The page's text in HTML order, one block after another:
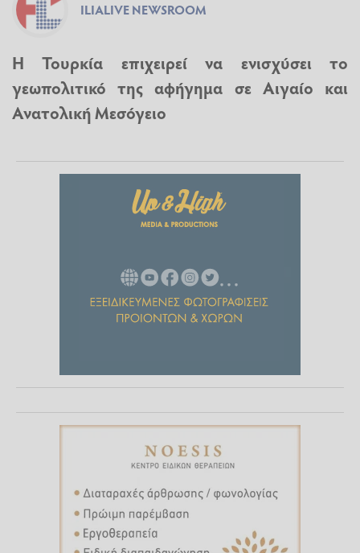
ILIALIVE NEWSROOM
Η Τουρκία επιχειρεί να ενισχύσει το
γεωπολιτικό της αφήγημα σε Αιγαίο και
Ανατολική Μεσόγειο